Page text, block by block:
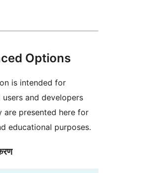
Options
is intended for
users and developers
are presented here for
educational purposes.